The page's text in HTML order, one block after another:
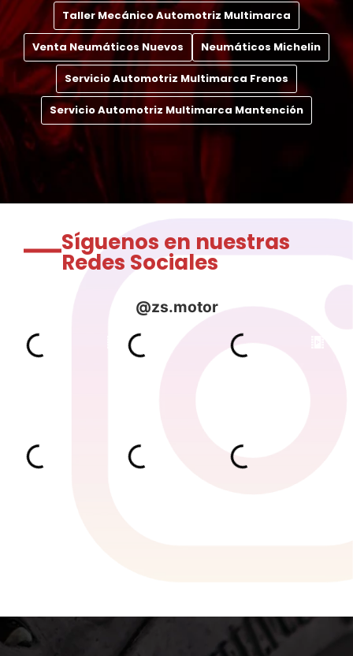
Taller Mecánico Automotriz Multimarca
Venta Neumáticos Nuevos Neumáticos Michelin
Servicio Automotriz Multimarca Frenos
Servicio Automotriz Multimarca Mantención
Síguenos en nuestras
Redes Sociales